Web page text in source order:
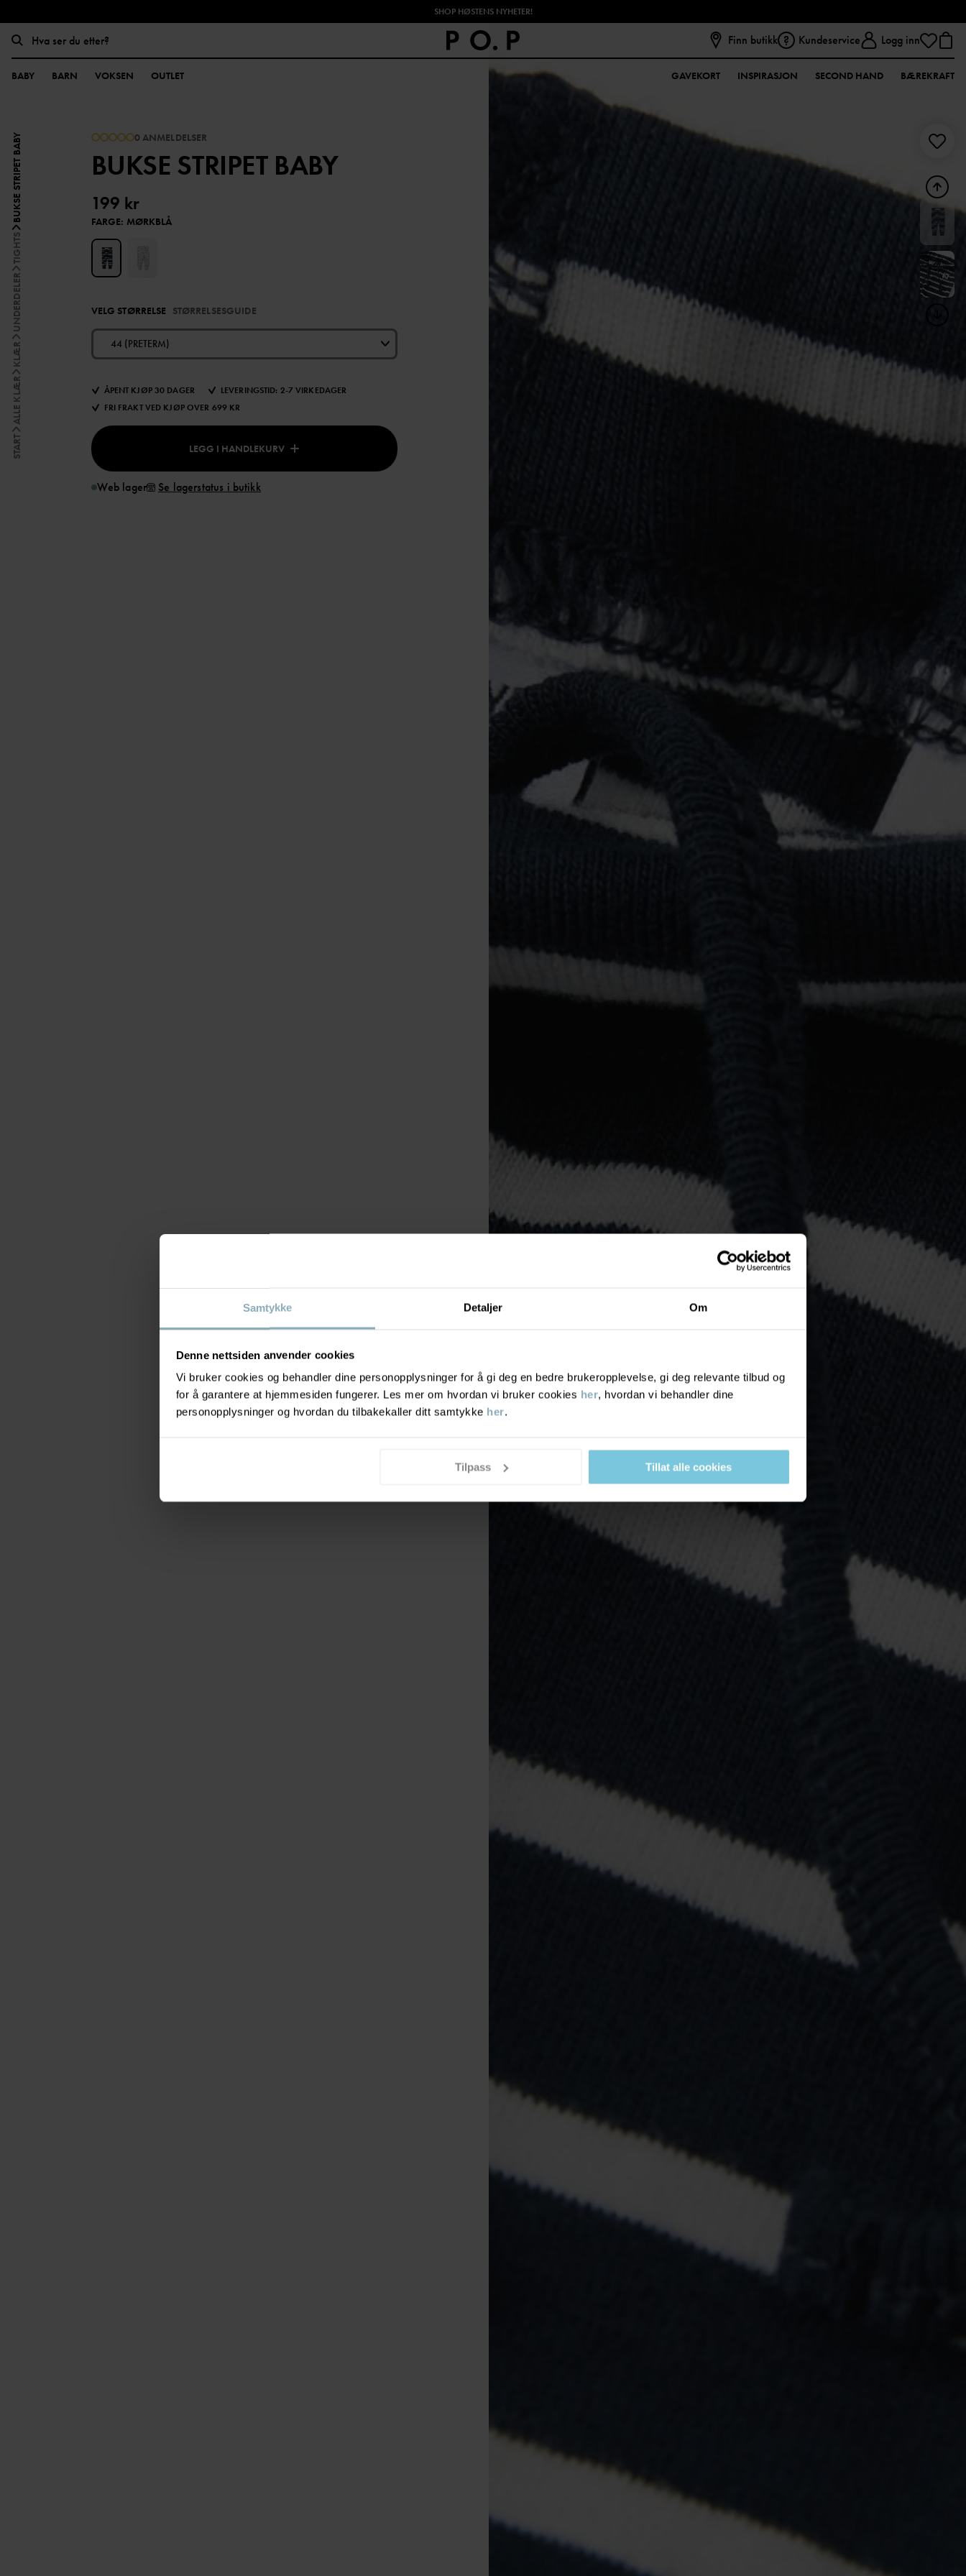
Samtykke Detaljer Om
Denne nettsiden anvender cookies
Vi bruker cookies og behandler dine personopplysninger for å gi deg en bedre brukeropplevelse, gi deg relevante tilbud og
for å garantere at hjemmesiden fungerer. Les mer om hvordan vi bruker cookies her, hvordan vi behandler dine
personopplysninger og hvordan du tilbakekaller ditt samtykke her.
Tilpass Tillat alle cookies
SHOP HØSTENS NYHETER!
Finn butikk Kundeservice Logg inn
BABY BARN VOKSEN OUTLET GAVEKORT INSPIRASJON SECOND HAND BÆREKRAFT
START
ALLE KLÆR
KLÆR
UNDERDELER
TIGHTS
BUKSE STRIPET BABY 0 ANMELDELSER
BUKSE STRIPET BABY
199 kr
FARGE: MØRKBLÅ
VELG STØRRELSE STØRRELSESGUIDE
44 (PRETERM)
ÅPENT KJØP 30 DAGER
LEVERINGSTID: 2-7 VIRKEDAGER
FRI FRAKT VED KJØP OVER 699 KR
LEGG I HANDLEKURV
Web lager Se lagerstatus i butikk